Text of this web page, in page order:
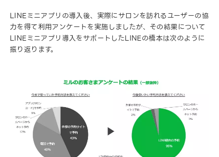
LINEミニアプリの導入後、実際にサロンを訪れるユーザーの協
力を得て利用アンケートを実施しましたが、その結果について
LINEミニアプリ導入をサポートしたLINEの橋本は次のように
振り返ります。